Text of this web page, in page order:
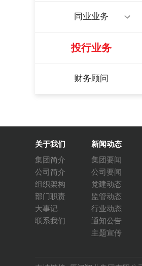
同业业务
投行业务
财务顾问
关于我们
集团简介
公司简介
组织架构
部门职责
大事记
联系我们
新闻动态
集团要闻
公司要闻
党建动态
监管动态
行业动态
通知公告
主题宣传